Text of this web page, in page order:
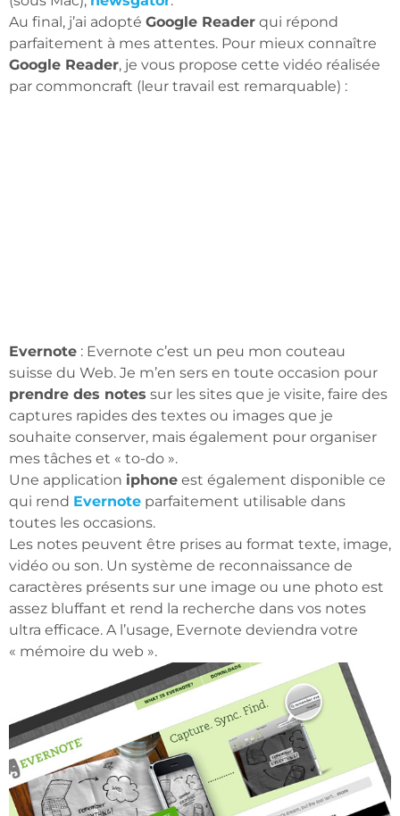
Au final, j’ai adopté Google Reader qui répond
parfaitement à mes attentes. Pour mieux connaître
Google Reader, je vous propose cette vidéo réalisée
par commoncraft (leur travail est remarquable) :
Evernote : Evernote c’est un peu mon couteau
suisse du Web. Je m’en sers en toute occasion pour
prendre des notes sur les sites que je visite, faire des
captures rapides des textes ou images que je
souhaite conserver, mais également pour organiser
mes tâches et « to-do ».
Une application iphone est également disponible ce
qui rend Evernote parfaitement utilisable dans
toutes les occasions.
Les notes peuvent être prises au format texte, image,
vidéo ou son. Un système de reconnaissance de
caractères présents sur une image ou une photo est
assez bluffant et rend la recherche dans vos notes
ultra efficace. A l’usage, Evernote deviendra votre
« mémoire du web ».